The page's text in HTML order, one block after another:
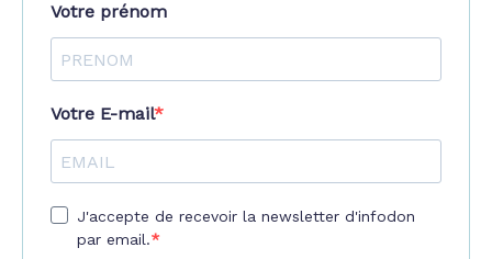
Votre prénom
Votre E-mail
J'accepte de recevoir la newsletter d'infodon
par email.